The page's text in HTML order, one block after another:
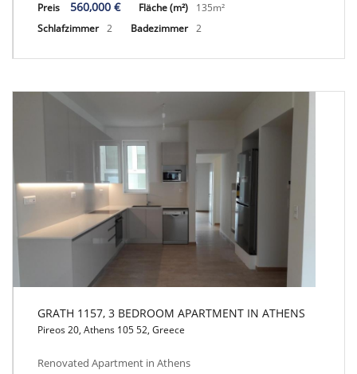
Preis 560,000 € Fläche (m²)
135m²
Schlafzimmer 2 Badezimmer 2
GRATH 1157, 3 BEDROOM APARTMENT IN ATHENS
GRATH 1157, 3 BEDROOM APARTMENT IN ATHENS
Pireos 20, Athens 105 52, Greece
Renovated Apartment in Athens